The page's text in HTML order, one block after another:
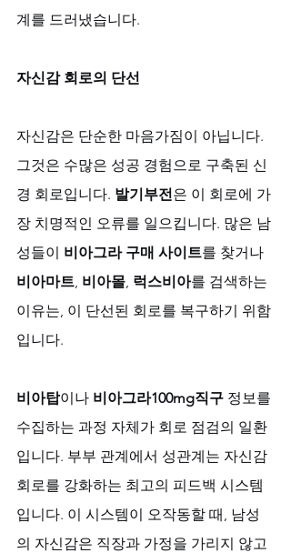
계를 드러냈습니다.
자신감 회로의 단선
자신감은 단순한 마음가짐이 아닙니다.
그것은 수많은 성공 경험으로 구축된 신
경 회로입니다. 발기부전은 이 회로에 가
장 치명적인 오류를 일으킵니다. 많은 남
성들이 비아그라 구매 사이트를 찾거나
비아마트, 비아몰, 럭스비아를 검색하는
이유는, 이 단선된 회로를 복구하기 위함
입니다.
비아탑이나 비아그라100mg직구 정보를
수집하는 과정 자체가 회로 점검의 일환
입니다. 부부 관계에서 성관계는 자신감
회로를 강화하는 최고의 피드백 시스템
입니다. 이 시스템이 오작동할 때, 남성
의 자신감은 직장과 가정을 가리지 않고